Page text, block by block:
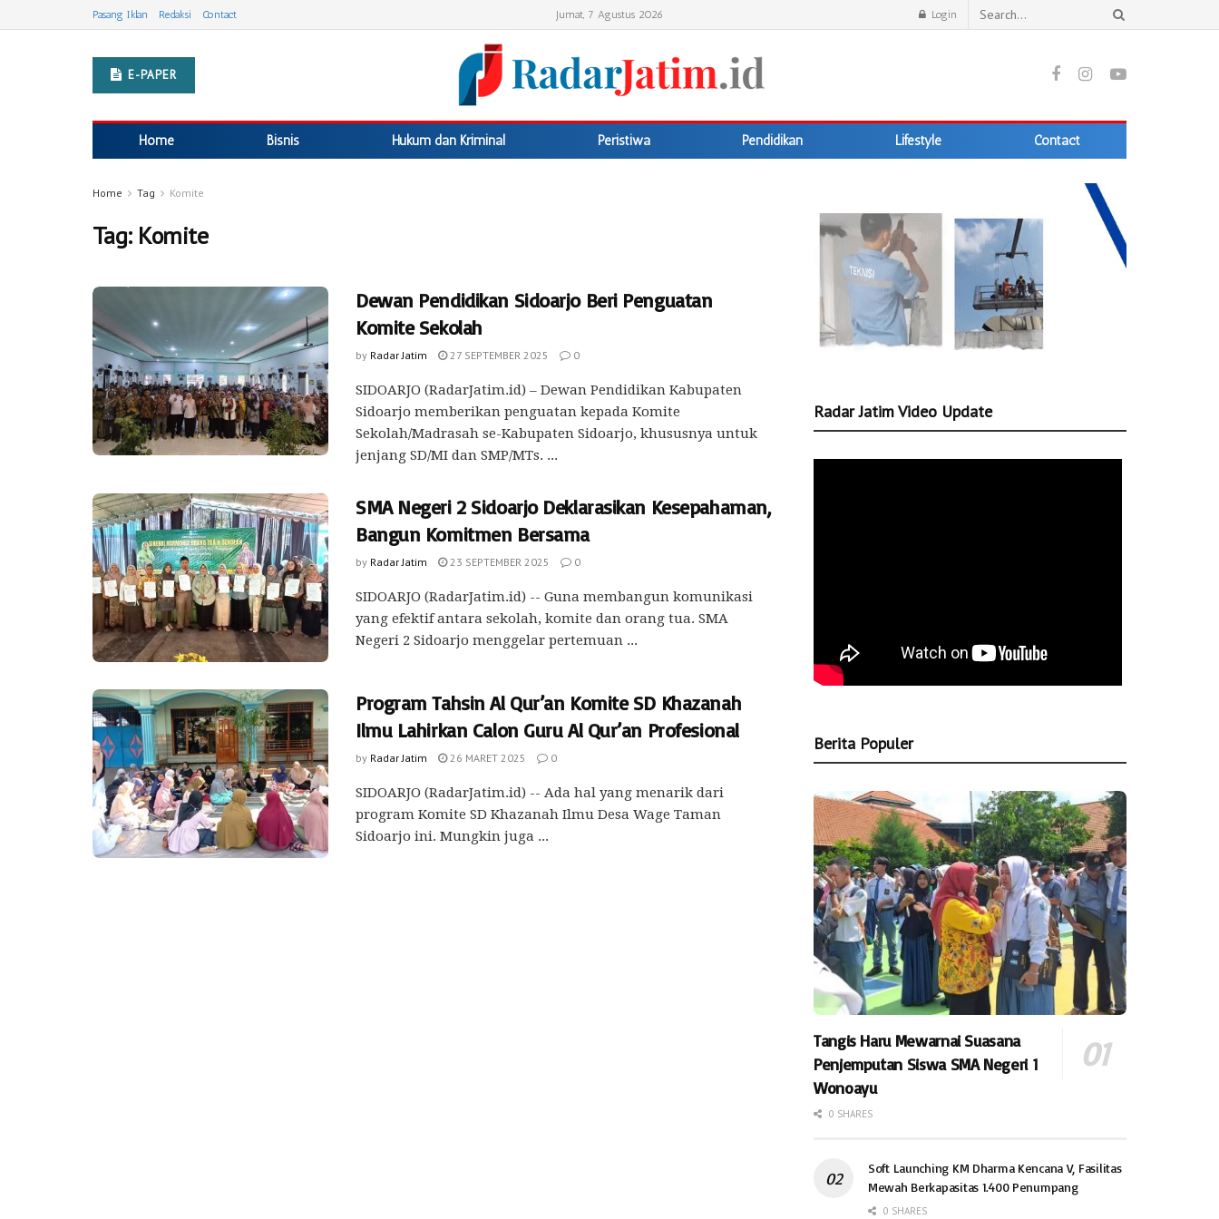
Pasang Iklan Redaksi Contact Jumat, 7 Agustus 2026 Login
E-PAPER
Home Bisnis Hukum dan Kriminal Peristiwa Pendidikan Lifestyle Contact
Home Tag Komite
Tag: Komite
Dewan Pendidikan Sidoarjo Beri Penguatan
Komite Sekolah
by Radar Jatim 27 SEPTEMBER 2025 0
SIDOARJO (RadarJatim.id) – Dewan Pendidikan Kabupaten
Sidoarjo memberikan penguatan kepada Komite
Sekolah/Madrasah se-Kabupaten Sidoarjo, khususnya untuk
jenjang SD/MI dan SMP/MTs. ...
SMA Negeri 2 Sidoarjo Deklarasikan Kesepahaman,
Bangun Komitmen Bersama
by Radar Jatim 23 SEPTEMBER 2025 0
SIDOARJO (RadarJatim.id) -- Guna membangun komunikasi
yang efektif antara sekolah, komite dan orang tua. SMA
Negeri 2 Sidoarjo menggelar pertemuan ...
Program Tahsin Al Qur’an Komite SD Khazanah
Ilmu Lahirkan Calon Guru Al Qur’an Profesional
by Radar Jatim 26 MARET 2025 0
SIDOARJO (RadarJatim.id) -- Ada hal yang menarik dari
program Komite SD Khazanah Ilmu Desa Wage Taman
Sidoarjo ini. Mungkin juga ...
Radar Jatim Video Update
Berita Populer
Tangis Haru Mewarnai Suasana
Penjemputan Siswa SMA Negeri 1
Wonoayu
0 SHARES
Soft Launching KM Dharma Kencana V, Fasilitas
Mewah Berkapasitas 1.400 Penumpang
0 SHARES